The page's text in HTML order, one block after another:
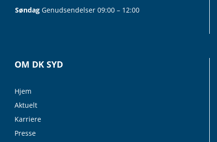
Søndag Genudsendelser 09:00 – 12:00
OM DK SYD
Hjem
Aktuelt
Karriere
Presse